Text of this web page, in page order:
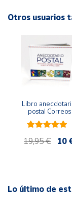
Área
Ubicación
Baleares
Canarias,
Melilla
Autor: Larousse
Idioma: Español
Otros usuarios
Libro
postal Correos
19,95 € 10
Lo último de